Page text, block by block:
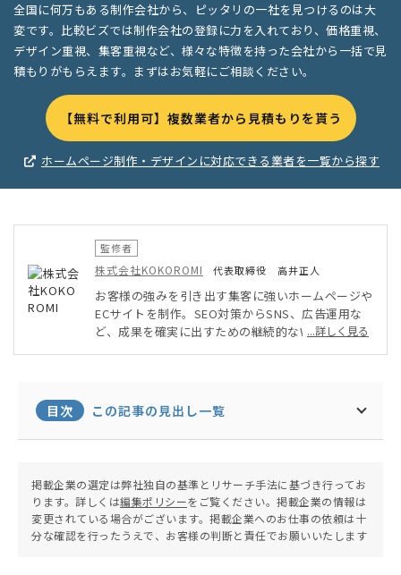
全国に何万もある制作会社から、ピッタリの一社を見つけるのは大
変です。比較ビズでは制作会社の登録に力を入れており、価格重視、
デザイン重視、集客重視など、様々な特徴を持った会社から一括で見
積もりがもらえます。まずはお気軽にご相談ください。
【無料で利用可】複数業者から見積もりを貰う
ホームページ制作・デザインに対応できる業者を一覧から探す
監修者
株式会社KOKOROMI 代表取締役 高井正人
お客様の強みを引き出す集客に強いホームページや
ECサイトを制作。SEO対策からSNS、広告運用な
ど、成果を確実に出すための継続的なWEBマーケテ
形でのIT導入も行っている。
...詳しく見る
目次 この記事の見出し一覧
掲載企業の選定は弊社独自の基準とリサーチ手法に基づき行ってお
ります。詳しくは編集ポリシーをご覧ください。掲載企業の情報は
変更されている場合がございます。掲載企業へのお仕事の依頼は十
分な確認を行ったうえで、お客様の判断と責任でお願いいたします